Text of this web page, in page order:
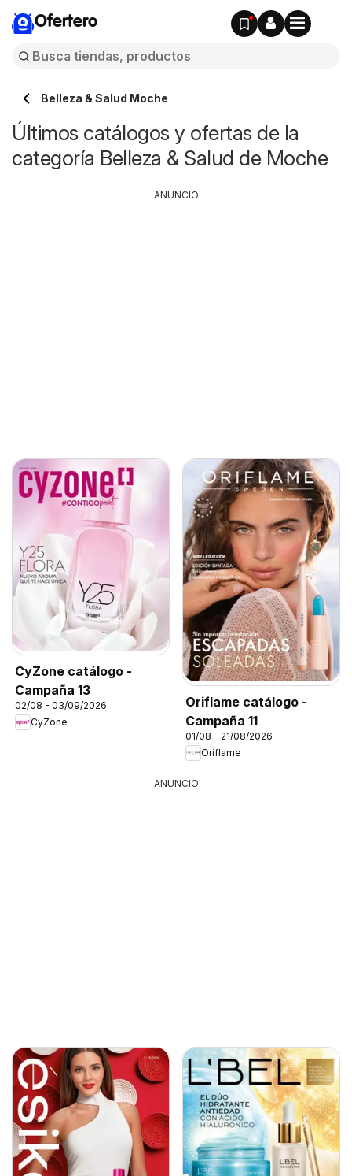
Ofertero
Belleza & Salud Moche
Últimos catálogos y ofertas de la
categoría Belleza & Salud de Moche
CyZone catálogo -
Campaña 13
02/08 - 03/09/2026
CyZone
Oriflame catálogo -
Campaña 11
01/08 - 21/08/2026
Oriflame
ANUNCIO
ANUNCIO